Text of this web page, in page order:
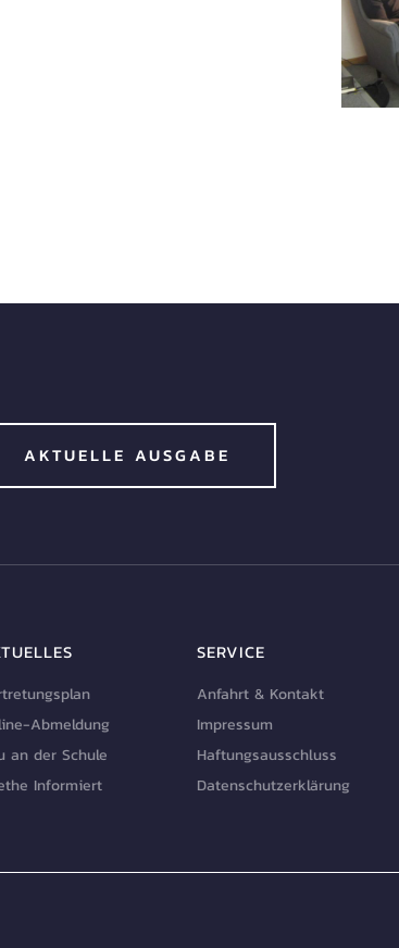
AKTUELLE AUSGABE
Abmeldung
an der Schule
Informiert
SERVICE
Anfahrt & Kontakt
Impressum
Haftungsausschluss
Datenschutzerklärung